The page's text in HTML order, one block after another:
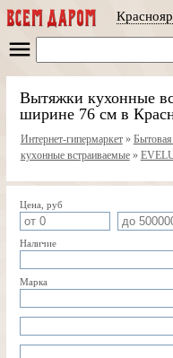
Вытяжки кухонные
ширине 76 см в
Интернет-гипермаркет» Бытовая
кухонные встраиваемые»
Цена, руб
Наличие
Марка